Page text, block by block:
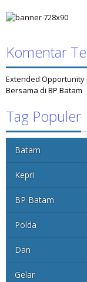
Komentar
Extended Opportunity
Bersama di BP Batam
Tag Populer
Batam
Kepri
BP Batam
Polda
Dan
Gelar